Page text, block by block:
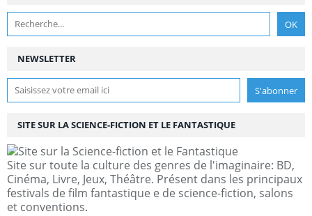
NEWSLETTER
SITE SUR LA SCIENCE-FICTION ET LE FANTASTIQUE
Site sur toute la culture des genres de l'imaginaire: BD,
Cinéma, Livre, Jeux, Théâtre. Présent dans les principaux
festivals de film fantastique e de science-fiction, salons
et conventions.